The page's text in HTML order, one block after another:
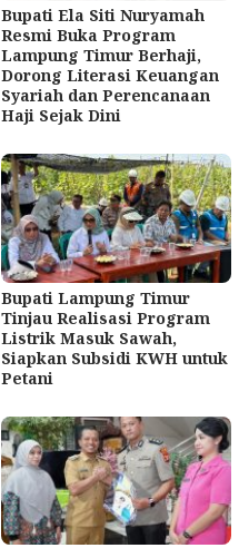
Bupati Ela Siti Nuryamah
Resmi Buka Program
Lampung Timur Berhaji,
Dorong Literasi Keuangan
Syariah dan Perencanaan
Haji Sejak Dini
Bupati Lampung Timur
Tinjau Realisasi Program
Listrik Masuk Sawah,
Siapkan Subsidi KWH untuk
Petani